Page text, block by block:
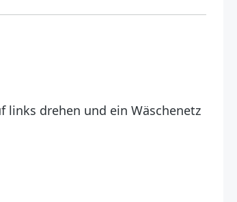
links drehen und ein Wäschenetz